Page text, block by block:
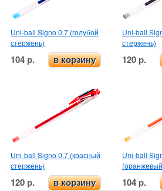
Uni-ball Signo 0.7 (голубой
стержень)
104 р. в корзину
Uni-ball
стержень)
120 р.
Uni-ball Signo 0.7 (красный
стержень)
120 р. в корзину
Uni-ball
104 р.